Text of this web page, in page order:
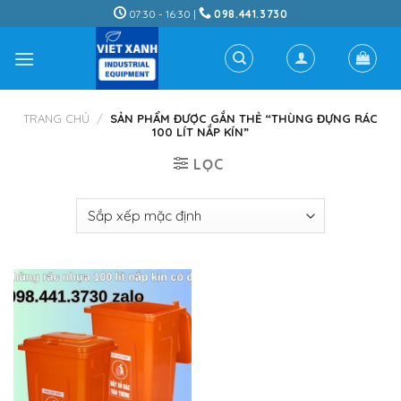
to
content
07:30 - 16:30 | 098.441.3730
TRANG CHỦ / SẢN PHẨM ĐƯỢC GẮN THẺ “THÙNG ĐỰNG RÁC
100 LÍT NẮP KÍN”
LỌC